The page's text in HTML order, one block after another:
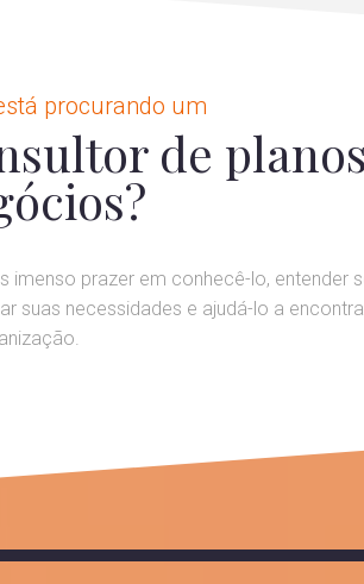
procurando um
de
imenso prazer em conhecê-lo, entender
suas necessidades e ajudá-lo a